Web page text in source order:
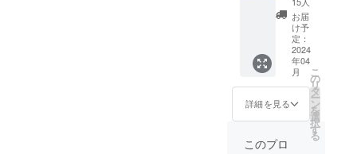
交換は
原則サ
イズ交
換のみ
承りま
す。 ※
返品・
交換は
商品到
着後14
日間以
内・室
レー
ミック
ス・ネ
イビー
は3月、
オー
ク・ア
リーは4
月のお
なる見
とがで
きませ
んので
必ずご
入力を
お願い
いたし
・ご用
意がで
ラーか
り、お
届け時
期に遅
れが発
生する
可能性
がござ
す。 ※
お届け
したカ
利用の
場合
は、リ
ボン1点
500円の
リター
ンを合
わせて
いたし
お届け
予定：3
月下旬
・オプ
ション
にてサ
イズを
ご選択
イズは
足 ・先
着15様
限定！
販売予
定価格
より
25%OF
F パン
プス
【販売
予定価
お届
け予
定：
2024
年04
月
詳細を見る
こ
の
リ
タ
ー
ン
を
選
択
す
る
このプロ